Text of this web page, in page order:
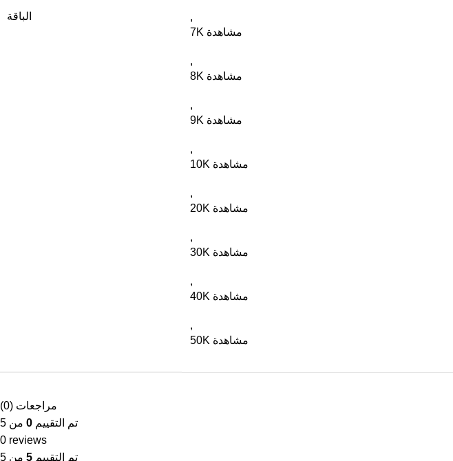
الباقة
,
7K مشاهدة
,
8K مشاهدة
,
9K مشاهدة
,
10K مشاهدة
,
20K مشاهدة
,
30K مشاهدة
,
40K مشاهدة
,
50K مشاهدة
مراجعات (0)
تم التقييم 0 من 5
0 reviews
تم التقييم 5 من 5